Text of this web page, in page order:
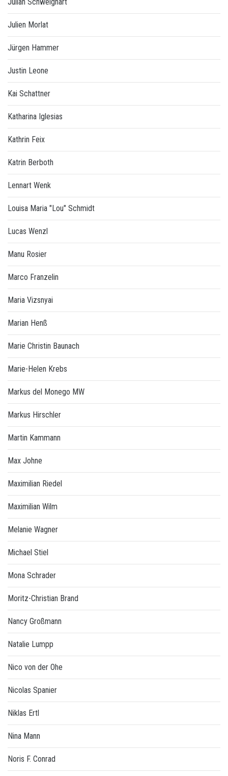
Julien Morlat
Jürgen Hammer
Justin Leone
Kai Schattner
Katharina Iglesias
Kathrin Feix
Katrin Berboth
Lennart Wenk
Louisa Maria "Lou" Schmidt
Lucas Wenzl
Manu Rosier
Marco Franzelin
Maria Vizsnyai
Marian Henß
Marie Christin Baunach
Marie-Helen Krebs
Markus del Monego MW
Markus Hirschler
Martin Kammann
Max Johne
Maximilian Riedel
Maximilian Wilm
Melanie Wagner
Michael Stiel
Mona Schrader
Moritz-Christian Brand
Nancy Großmann
Natalie Lumpp
Nico von der Ohe
Nicolas Spanier
Niklas Ertl
Nina Mann
Noris F. Conrad